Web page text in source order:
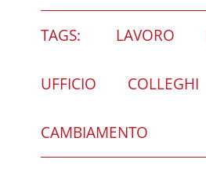
TAGS: LAVORO
UFFICIO COLLEGHI
CAMBIAMENTO